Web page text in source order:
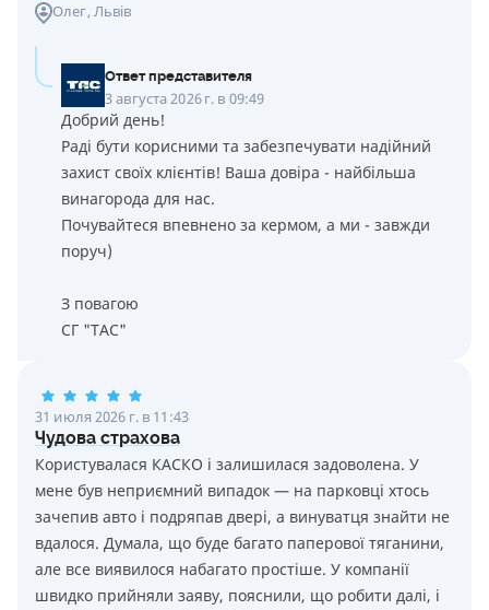
Олег, Львів
Ответ представителя
3 августа 2026 г. в 09:49
Добрий день!
Раді бути корисними та забезпечувати надійний
захист своїх клієнтів! Ваша довіра - найбільша
винагорода для нас.
Почувайтеся впевнено за кермом, а ми - завжди
поруч)
З повагою
СГ "ТАС"
31 июля 2026 г. в 11:43
Чудова страхова
Користувалася КАСКО і залишилася задоволена. У
мене був неприємний випадок — на парковці хтось
зачепив авто і подряпав двері, а винуватця знайти не
вдалося. Думала, що буде багато паперової тяганини,
але все виявилося набагато простіше. У компанії
швидко прийняли заяву, пояснили, що робити далі, і